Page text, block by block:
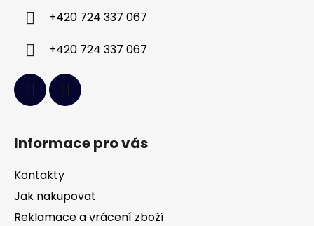
+420 724 337 067
+420 724 337 067
Informace pro vás
Kontakty
Jak nakupovat
Reklamace a vrácení zboží